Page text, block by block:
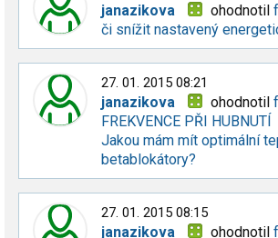
janazikova ohodnotil
či snížit nastavený
27. 01. 2015 08:21
janazikova ohodnotil
FREKVENCE PŘI HUBNUTÍ
Jakou mám mít optimální
betablokátory?
27. 01. 2015 08:15
janazikova ohodnotil